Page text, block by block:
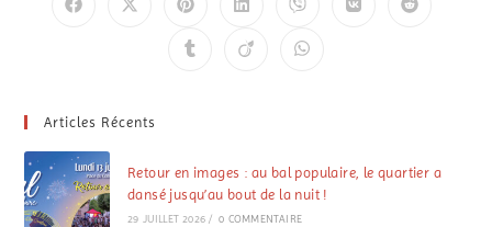
Articles Récents
Retour en images : au bal populaire, le quartier a
dansé jusqu’au bout de la nuit !
29 JUILLET 2026 / 0 COMMENTAIRE